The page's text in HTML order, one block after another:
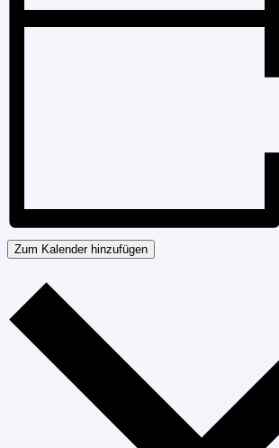
Zum Kalender hinzufügen